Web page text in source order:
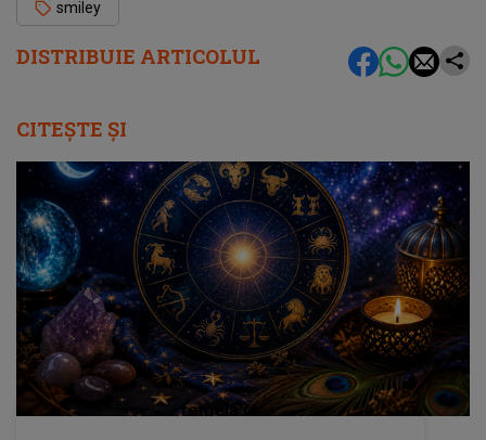
DISTRIBUIE ARTICOLUL
smiley
CITEȘTE ȘI
femeia.ro